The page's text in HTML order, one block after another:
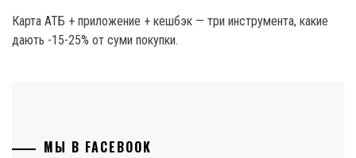
Карта АТБ + приложение + кешбэк — три инструмента, какие
дають -15-25% от суми покупки.
МЫ В FACEBOOK